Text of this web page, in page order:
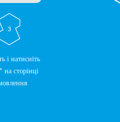
3
і натисніть
сторінці